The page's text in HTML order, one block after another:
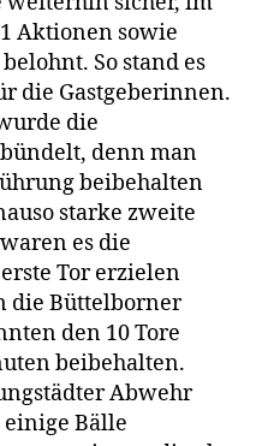
Aktionen sowie
So stand es
die Gastgeberinnen.
die
denn man
beibehalten
starke zweite
es die
Tor erzielen
die Büttelborner
den 10 Tore
beibehalten.
Abwehr
Bälle